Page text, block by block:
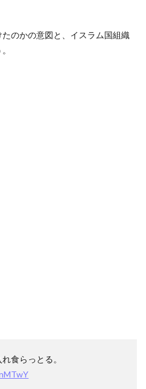
のかの意図と、イスラム国組織
食らっとる。